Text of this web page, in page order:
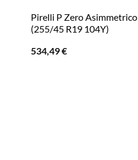
Pirelli P Zero Asimmetrico
(255/45 R19 104Y)
534,49€